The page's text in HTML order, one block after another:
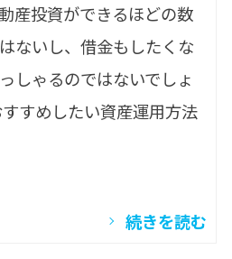
産投資ができるほどの数
ないし、借金もしたくな
しゃるのではないでしょ
すめしたい資産運用方法
続きを読む